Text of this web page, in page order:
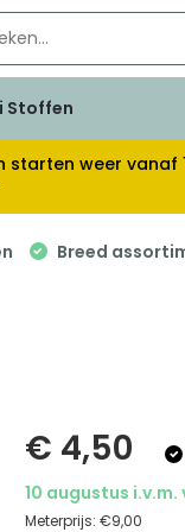
Stoffen
weer
Breed
€ 4,50
10 augustus
Meterprijs:€9,00